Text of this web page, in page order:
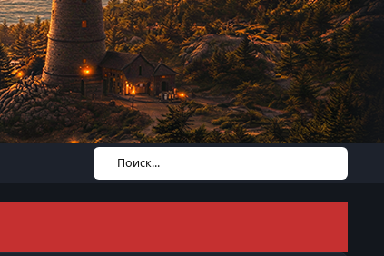
Поиск...